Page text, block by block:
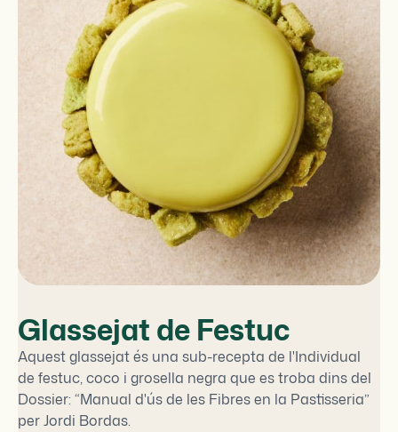
Glassejat de Festuc
Aquest glassejat és una sub-recepta de l'Individual
de festuc, coco i grosella negra que es troba dins del
Dossier: “Manual d'ús de les Fibres en la Pastisseria”
per Jordi Bordas.